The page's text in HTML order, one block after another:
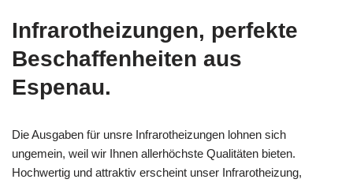
Infrarotheizungen, perfekte
Beschaffenheiten aus
Espenau.
Die Ausgaben für unsre Infrarotheizungen lohnen sich
ungemein, weil wir Ihnen allerhöchste Qualitäten bieten.
Hochwertig und attraktiv erscheint unser Infrarotheizung,